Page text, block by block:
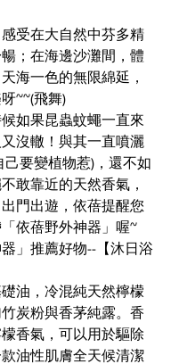
受在大自然中芬多精
；在海邊沙灘間，體
海一色的無限綿延，
~~(飛舞)
如果昆蟲蚊蠅一直來
沒轍！與其一直噴灑
己要變植物惹)，還不如
敢靠近的天然香氣，
門出遊，依蓓提醒您
依蓓野外神器」喔~
」推薦好物--【沐日浴
油，冷混純天然檸檬
炭粉與香茅純露。香
香氣，可以用於驅除
油性肌膚全天候清潔